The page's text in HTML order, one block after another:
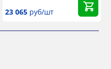
23 065 руб/шт